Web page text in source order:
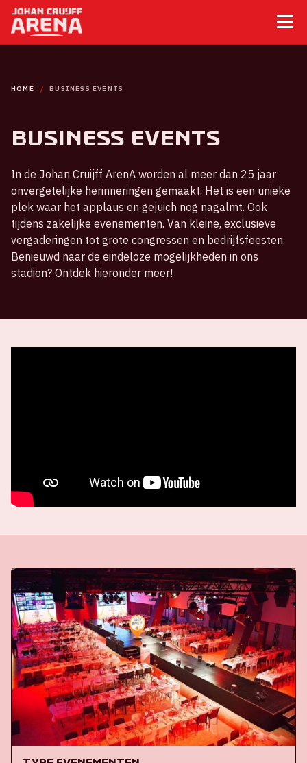
HOME BUSINESS EVENTS
Business Events
In de Johan Cruijff ArenA worden al meer dan 25 jaar
onvergetelijke herinneringen gemaakt. Het is een unieke
plek waar het applaus en gejuich nog nagalmt. Ook
tijdens zakelijke evenementen. Van kleine, exclusieve
vergaderingen tot grote congressen en bedrijfsfeesten.
Benieuwd naar de eindeloze mogelijkheden in ons
stadion? Ontdek hieronder meer!